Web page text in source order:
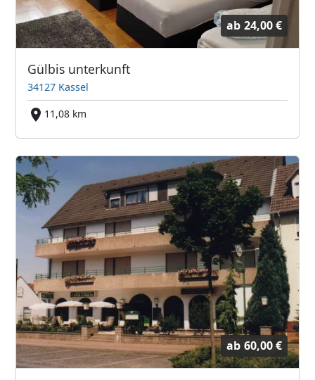
ab 24,00 €
Gülbis unterkunft
34127 Kassel
11,08 km
ab 60,00 €